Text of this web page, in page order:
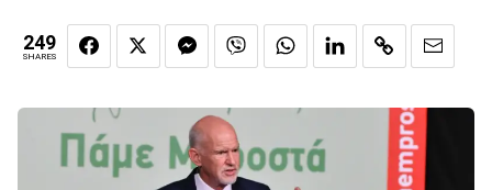
249
SHARES